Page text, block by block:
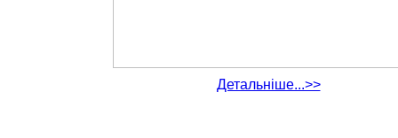
Детальніше...>>